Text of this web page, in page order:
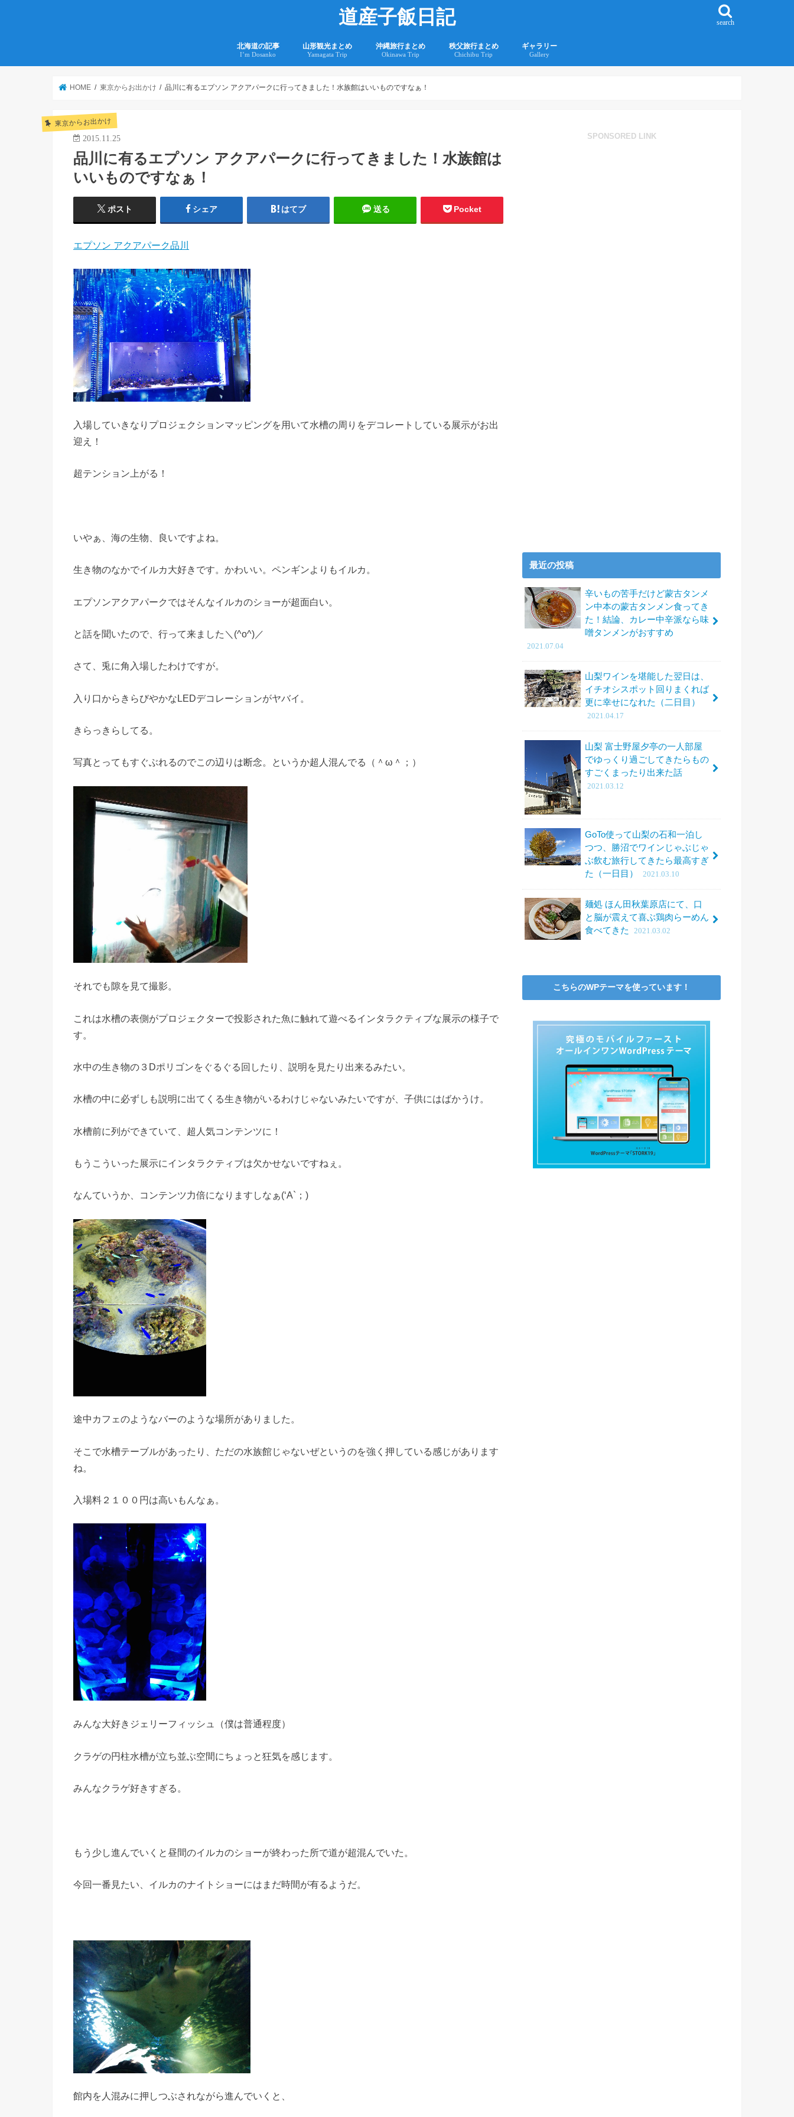
道産子飯日記 search
北海道の記事
I’m Dosanko
山形観光まとめ
Yamagata Trip
沖縄旅行まとめ
Okinawa Trip
秩父旅行まとめ
Chichibu Trip
ギャラリー
Gallery
HOME 東京からお出かけ 品川に有るエプソン アクアパークに行ってきました！水族館はいいものですなぁ！
東京からお出かけ
2015.11.25
品川に有るエプソン アクアパークに行ってきました！水族館は
いいものですなぁ！
ポスト シェア はてブ 送る Pocket
エプソン アクアパーク品川
入場していきなりプロジェクションマッピングを用いて水槽の周りをデコレートしている展示がお出
迎え！
超テンション上がる！
いやぁ、海の生物、良いですよね。
生き物のなかでイルカ大好きです。かわいい。ペンギンよりもイルカ。
エプソンアクアパークではそんなイルカのショーが超面白い。
と話を聞いたので、行って来ました＼(^o^)／
さて、兎に角入場したわけですが。
入り口からきらびやかなLEDデコレーションがヤバイ。
きらっきらしてる。
写真とってもすぐぶれるのでこの辺りは断念。というか超人混んでる（＾ω＾；）
それでも隙を見て撮影。
これは水槽の表側がプロジェクターで投影された魚に触れて遊べるインタラクティブな展示の様子で
す。
水中の生き物の３Dポリゴンをぐるぐる回したり、説明を見たり出来るみたい。
水槽の中に必ずしも説明に出てくる生き物がいるわけじゃないみたいですが、子供にはばかうけ。
水槽前に列ができていて、超人気コンテンツに！
もうこういった展示にインタラクティブは欠かせないですねぇ。
なんていうか、コンテンツ力倍になりますしなぁ(‘A`；)
途中カフェのようなバーのような場所がありました。
そこで水槽テーブルがあったり、ただの水族館じゃないぜというのを強く押している感じがあります
ね。
入場料２１００円は高いもんなぁ。
みんな大好きジェリーフィッシュ（僕は普通程度）
クラゲの円柱水槽が立ち並ぶ空間にちょっと狂気を感じます。
みんなクラゲ好きすぎる。
もう少し進んでいくと昼間のイルカのショーが終わった所で道が超混んでいた。
今回一番見たい、イルカのナイトショーにはまだ時間が有るようだ。
館内を人混みに押しつぶされながら進んでいくと、
SPONSORED LINK
最近の投稿
辛いもの苦手だけど蒙古タンメ
ン中本の蒙古タンメン食ってき
た！結論、カレー中辛派なら味
噌タンメンがおすすめ
2021.07.04
山梨ワインを堪能した翌日は、
イチオシスポット回りまくれば
更に幸せになれた（二日目）
2021.04.17
山梨 富士野屋夕亭の一人部屋
でゆっくり過ごしてきたらもの
すごくまったり出来た話
2021.03.12
GoTo使って山梨の石和一泊し
つつ、勝沼でワインじゃぶじゃ
ぶ飲む旅行してきたら最高すぎ
た（一日目）
2021.03.10
麺処 ほん田秋葉原店にて、口
と脳が震えて喜ぶ鶏肉らーめん
食べてきた
2021.03.02
こちらのWPテーマを使っています！